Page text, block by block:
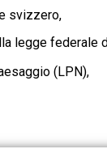
svizzero,
legge federale
(LPN),